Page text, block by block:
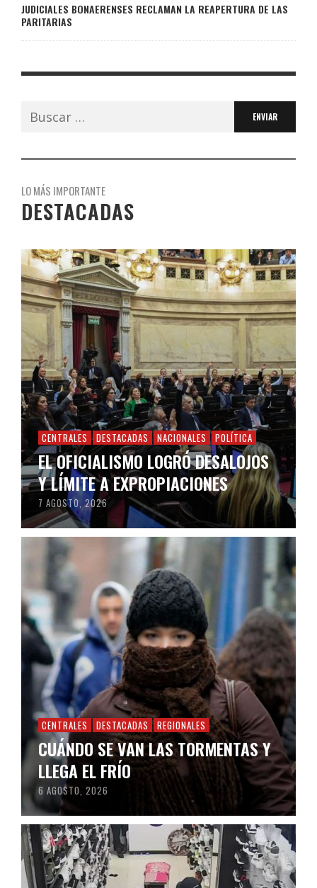
JUDICIALES BONAERENSES RECLAMAN LA REAPERTURA DE LAS
PARITARIAS
Buscar:
LO MÁS IMPORTANTE
DESTACADAS
CENTRALES DESTACADAS NACIONALES POLÍTICA
EL OFICIALISMO LOGRÓ DESALOJOS
Y LÍMITE A EXPROPIACIONES
7 AGOSTO, 2026
CENTRALES DESTACADAS REGIONALES
CUÁNDO SE VAN LAS TORMENTAS Y
LLEGA EL FRÍO
6 AGOSTO, 2026